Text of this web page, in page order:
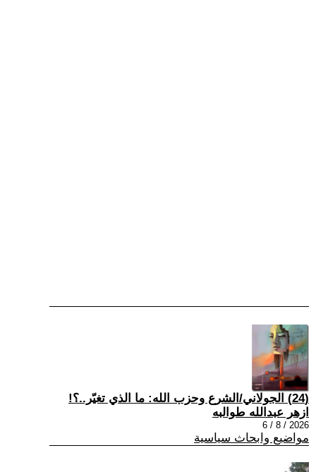
(24) الجولاني/الشرع وحزب الله: ما الذي تغيّر..؟!
ازهر عبدالله طوالبه
2026 / 8 / 6
مواضيع وابحاث سياسية